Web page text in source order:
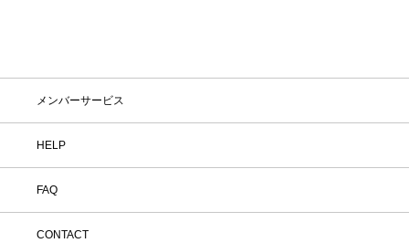
メンバーサービス
HELP
FAQ
CONTACT